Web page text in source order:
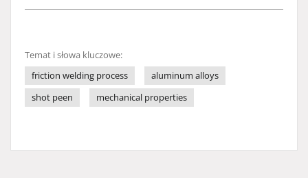
Temat i słowa kluczowe:
friction welding process
aluminum alloys
shot peen
mechanical properties